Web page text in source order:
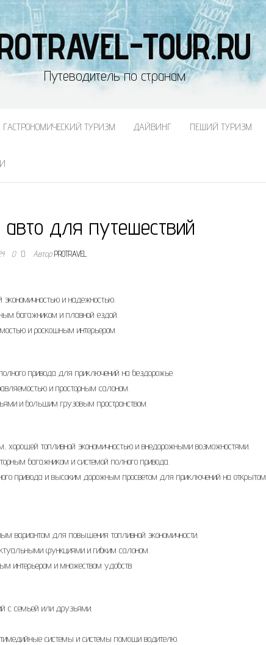
TOUR.RU
Путеводитель по странам
ГАСТРОНОМИЧЕСКИЙ ТУРИЗМ ДАЙВИНГ ПЕШИЙ ТУРИЗМ
для путешествий
0 АвторPROTRAVEL
и надежностью.
багажником и плавной ездой.
и роскошным интерьером.
привода для приключений на бездорожье.
и просторным салоном.
и большим грузовым пространством.
хорошей топливной экономичностью и внедорожными возможностями.
багажником и системой полного привода.
привода и высоким дорожным просветом для приключений на открытом
вариантом для повышения топливной экономичности.
функциями и гибким салоном.
интерьером и множеством удобств.
с семьей или друзьями.
системы и системы помощи водителю.